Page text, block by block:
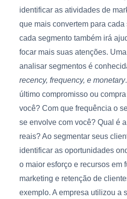
identificar as atividades de
que mais convertem para
cada segmento também irá
focar mais suas atenções.
analisar segmentos é
recency, frequency, e monetary
último compromisso ou
você? Com que frequência o
se envolve com você? Qual é
reais? Ao segmentar seus
identificar as oportunidades
o maior esforço e recursos em
marketing e retenção de
exemplo. A empresa utilizou a